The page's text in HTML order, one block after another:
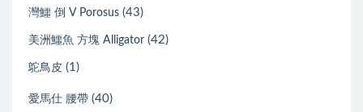
灣鱷 倒 V Porosus (43)
美洲鱷魚 方塊 Alligator (42)
鴕鳥皮 (1)
愛馬仕 腰帶 (40)